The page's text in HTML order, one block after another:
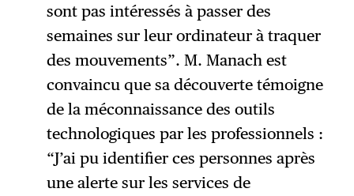
sont pas intéressés à passer des
semaines sur leur ordinateur à traquer
des mouvements”. M. Manach est
convaincu que sa découverte témoigne
de la méconnaissance des outils
technologiques par les professionnels :
“J’ai pu identifier ces personnes après
une alerte sur les services de